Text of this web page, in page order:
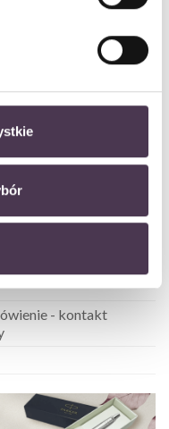
złoto
- kontakt